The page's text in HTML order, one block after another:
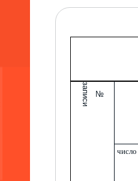
№
з а
п
и
с
и
число